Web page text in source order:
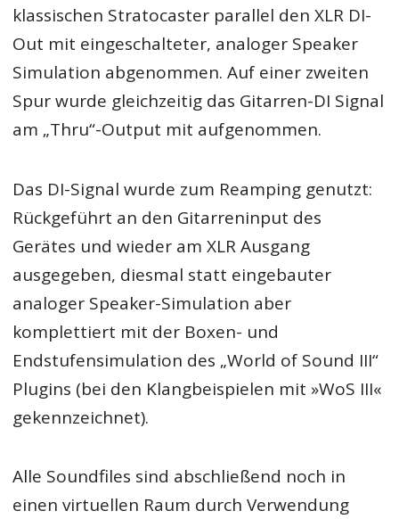
klassischen Stratocaster parallel den XLR DI-
Out mit eingeschalteter, analoger Speaker
Simulation abgenommen. Auf einer zweiten
Spur wurde gleichzeitig das Gitarren-DI Signal
am „Thru“-Output mit aufgenommen.
Das DI-Signal wurde zum Reamping genutzt:
Rückgeführt an den Gitarreninput des
Gerätes und wieder am XLR Ausgang
ausgegeben, diesmal statt eingebauter
analoger Speaker-Simulation aber
komplettiert mit der Boxen- und
Endstufensimulation des „World of Sound III“
Plugins (bei den Klangbeispielen mit »WoS III«
gekennzeichnet).
Alle Soundfiles sind abschließend noch in
einen virtuellen Raum durch Verwendung